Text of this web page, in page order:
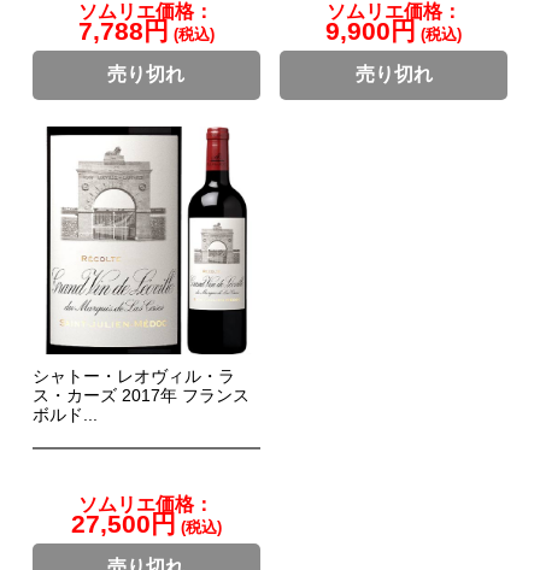
ソムリエ価格：
7,788円 (税込)
売り切れ
ソムリエ価格：
9,900円 (税込)
売り切れ
シャトー・レオヴィル・ラ
ス・カーズ 2017年 フランス
ボルド...
ソムリエ価格：
27,500円 (税込)